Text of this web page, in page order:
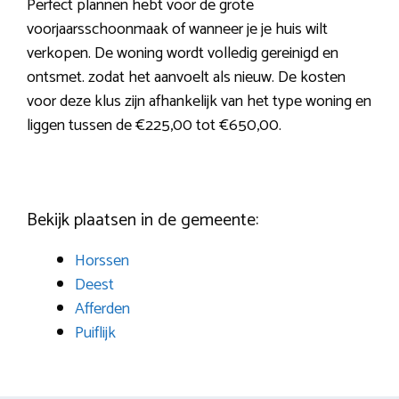
voorjaarsschoonmaak of wanneer je je huis wilt
verkopen. De woning wordt volledig gereinigd en
ontsmet. zodat het aanvoelt als nieuw. De kosten
voor deze klus zijn afhankelijk van het type woning en
liggen tussen de €225,00 tot €650,00.
Bekijk plaatsen in de gemeente:
Horssen
Deest
Afferden
Puiflijk